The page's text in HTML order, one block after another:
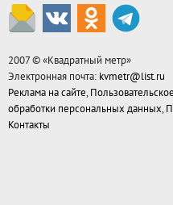
2007 © «Квадратный метр»
Электронная почта: kvmetr@list.ru
Реклама на сайте,
обработки персональных данных,
Контакты